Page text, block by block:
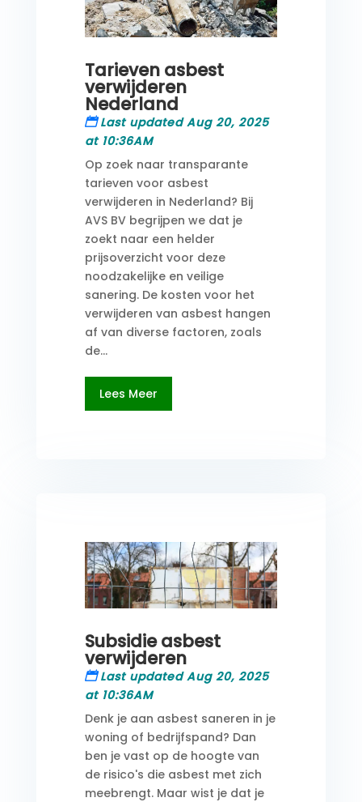
Tarieven asbest
verwijderen
Nederland
Last updated Aug 20, 2025
at 10:36AM
Op zoek naar transparante
tarieven voor asbest
verwijderen in Nederland? Bij
AVS BV begrijpen we dat je
zoekt naar een helder
prijsoverzicht voor deze
noodzakelijke en veilige
sanering. De kosten voor het
verwijderen van asbest hangen
af van diverse factoren, zoals
de...
Lees Meer
Subsidie asbest
verwijderen
Last updated Aug 20, 2025
at 10:36AM
Denk je aan asbest saneren in je
woning of bedrijfspand? Dan
ben je vast op de hoogte van
de risico's die asbest met zich
meebrengt. Maar wist je dat je